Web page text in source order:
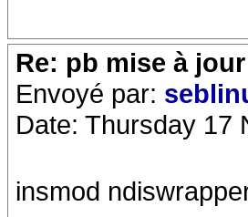
Re: pb mise à
Envoyé par:
Date: Thursday 17
insmod